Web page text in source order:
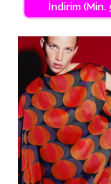
İndirim (Min.